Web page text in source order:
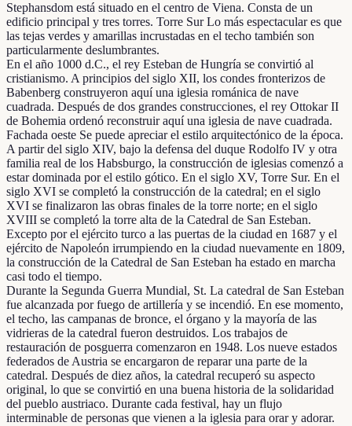
Stephansdom está situado en el centro de Viena. Consta de un
edificio principal y tres torres. Torre Sur Lo más espectacular es que
las tejas verdes y amarillas incrustadas en el techo también son
particularmente deslumbrantes.
En el año 1000 d.C., el rey Esteban de Hungría se convirtió al
cristianismo. A principios del siglo XII, los condes fronterizos de
Babenberg construyeron aquí una iglesia románica de nave
cuadrada. Después de dos grandes construcciones, el rey Ottokar II
de Bohemia ordenó reconstruir aquí una iglesia de nave cuadrada.
Fachada oeste Se puede apreciar el estilo arquitectónico de la época.
A partir del siglo XIV, bajo la defensa del duque Rodolfo IV y otra
familia real de los Habsburgo, la construcción de iglesias comenzó a
estar dominada por el estilo gótico. En el siglo XV, Torre Sur. En el
siglo XVI se completó la construcción de la catedral; en el siglo
XVI se finalizaron las obras finales de la torre norte; en el siglo
XVIII se completó la torre alta de la Catedral de San Esteban.
Excepto por el ejército turco a las puertas de la ciudad en 1687 y el
ejército de Napoleón irrumpiendo en la ciudad nuevamente en 1809,
la construcción de la Catedral de San Esteban ha estado en marcha
casi todo el tiempo.
Durante la Segunda Guerra Mundial, St. La catedral de San Esteban
fue alcanzada por fuego de artillería y se incendió. En ese momento,
el techo, las campanas de bronce, el órgano y la mayoría de las
vidrieras de la catedral fueron destruidos. Los trabajos de
restauración de posguerra comenzaron en 1948. Los nueve estados
federados de Austria se encargaron de reparar una parte de la
catedral. Después de diez años, la catedral recuperó su aspecto
original, lo que se convirtió en una buena historia de la solidaridad
del pueblo austriaco. Durante cada festival, hay un flujo
interminable de personas que vienen a la iglesia para orar y adorar.